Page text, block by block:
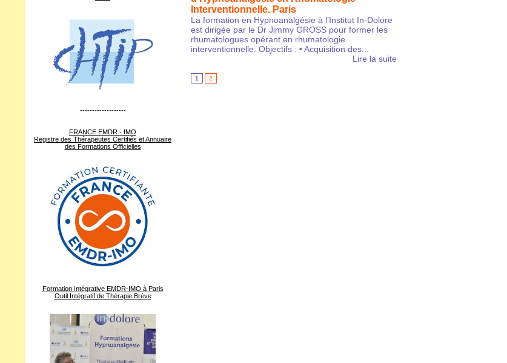
-------------------
FRANCE EMDR - IMO
Registre des Thérapeutes Certifiés et Annuaire
des Formations Officielles
Formation Intégrative EMDR-IMO à Paris
Outil Intégratif de Thérapie Brève
Interventionnelle. Paris
La formation en Hypnoanalgésie à l’Institut In-Dolore
est dirigée par le Dr Jimmy GROSS pour former les
rhumatologues opérant en rhumatologie
interventionnelle. Objectifs : • Acquisition des...
Lire la suite
1 2